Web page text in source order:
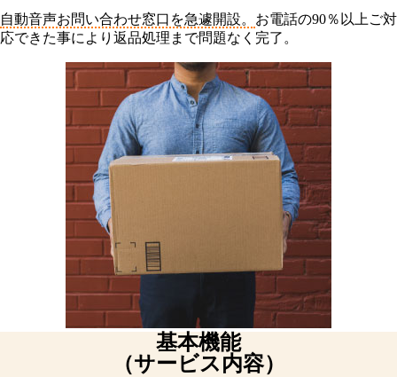
自動音声お問い合わせ窓口を急遽開設。 お電話の90％以上ご対
応できた事により返品処理まで問題なく完了。
基本機能
（サービス内容）